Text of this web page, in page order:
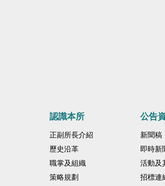
認識本所
正副所長介紹
歷史沿革
職掌及組織
策略規劃
公告
新聞稿
即時新
活動及
招標連